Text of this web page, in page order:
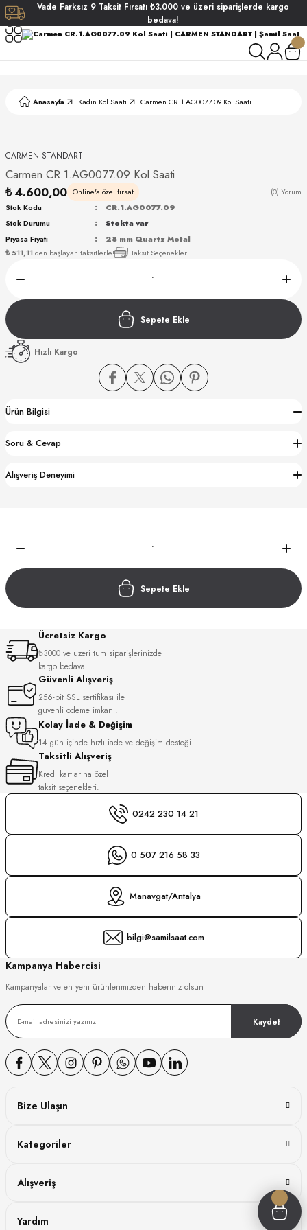
Vade Farksız 9 Taksit Fırsatı ₺3.000 ve üzeri siparişlerde kargo
bedava!
Anasayfa Kadın Kol Saati Carmen CR.1.AG0077.09 Kol Saati
CARMEN STANDART
Carmen CR.1.AG0077.09 Kol Saati
₺ 4.600,00 Online'a özel fırsat (0) Yorum
₺ 511,11 den başlayan taksitlerle! Taksit Seçenekleri
Stok Kodu
CR.1.AG0077.09
Stok Durumu
Stokta var
Piyasa Fiyatı
28 mm Quartz Metal
Sepete Ekle
Hızlı Kargo
Ürün Bilgisi
Soru & Cevap
Alışveriş Deneyimi
Sepete Ekle
Ücretsiz Kargo
₺3000 ve üzeri tüm siparişlerinizde
kargo bedava!
Güvenli Alışveriş
256-bit SSL sertifikası ile
güvenli ödeme imkanı.
Kolay İade & Değişim
14 gün içinde hızlı iade ve değişim desteği.
Taksitli Alışveriş
Kredi kartlarına özel
taksit seçenekleri.
0242 230 14 21
0 507 216 58 33
Manavgat/Antalya
bilgi@samilsaat.com
Kampanya Habercisi
Kampanyalar ve en yeni ürünlerimizden haberiniz olsun
Kaydet
Bize Ulaşın
Kategoriler
Alışveriş
Yardım
WATCH
WATCH